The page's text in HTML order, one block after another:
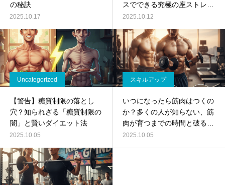
の秘訣
2025.10.17
スでできる究極の座ストレッ
チ完全ガイド
2025.10.12
Uncategorized
【警告】糖質制限の落とし
穴？知られざる「糖質制限の
闇」と賢いダイエット法
2025.10.05
スキルアップ
いつになったら筋肉はつくの
か？多くの人が知らない、筋
肉が育つまでの時間と破るべ
からざるルール
2025.10.05